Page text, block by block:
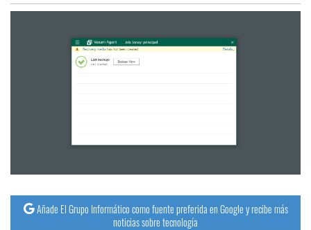
Añade El Grupo Informático como fuente preferida en Google y recibe más
noticias sobre tecnología